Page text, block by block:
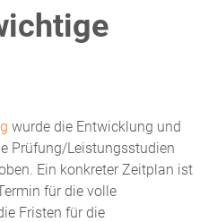
wurde die Entwicklung und
Prüfung/Leistungsstudien
Ein konkreter Zeitplan ist
für die volle
Fristen für die